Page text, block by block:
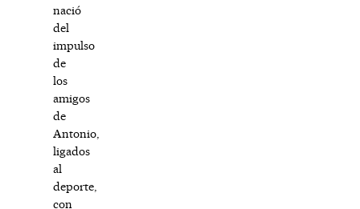
nació
del
impulso
de
los
amigos
de
Antonio,
ligados
al
deporte,
con